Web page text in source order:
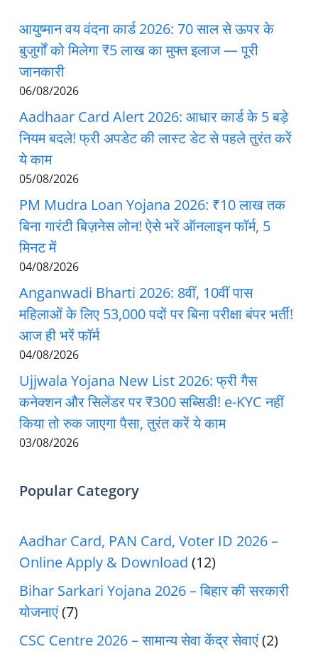
आयुष्मान वय वंदना कार्ड 2026: 70 साल से ऊपर के
बुजुर्गों को मिलेगा ₹5 लाख का मुफ्त इलाज — पूरी
जानकारी
06/08/2026
Aadhaar Card Alert 2026: आधार कार्ड के 5 बड़े
नियम बदले! फ्री अपडेट की लास्ट डेट से पहले तुरंत करें
ये काम
05/08/2026
PM Mudra Loan Yojana 2026: ₹10 लाख तक
बिना गारंटी बिज़नेस लोन! ऐसे भरें ऑनलाइन फॉर्म, 5
मिनट में
04/08/2026
Anganwadi Bharti 2026: 8वीं, 10वीं पास
महिलाओं के लिए 53,000 पदों पर बिना परीक्षा बंपर भर्ती!
आज ही भरें फॉर्म
04/08/2026
Ujjwala Yojana New List 2026: फ्री गैस
कनेक्शन और सिलेंडर पर ₹300 सब्सिडी! e-KYC नहीं
किया तो रुक जाएगा पैसा, तुरंत करें ये काम
03/08/2026
Popular Category
Aadhar Card, PAN Card, Voter ID 2026 –
Online Apply & Download (12)
Bihar Sarkari Yojana 2026 – बिहार की सरकारी
योजनाएं(7)
CSC Centre 2026 – सामान्य सेवा केंद्र सेवाएं(2)